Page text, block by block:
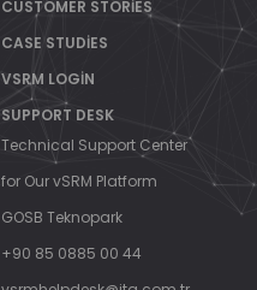
CUSTOMER STORIES
CASE STUDIES
VSRM LOGIN
SUPPORT DESK
Technical Support Center
for Our vSRM Platform
GOSB Teknopark
+90 85 0885 00 44